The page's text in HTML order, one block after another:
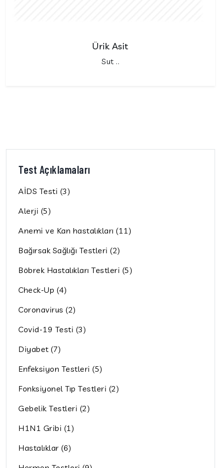
Ürik Asit
Sut ..
Test Açıklamaları
AİDS Testi (3)
Alerji (5)
Anemi ve Kan hastalıkları (11)
Bağırsak Sağlığı Testleri (2)
Böbrek Hastalıkları Testleri (5)
Check-Up (4)
Coronavirus (2)
Covid-19 Testi (3)
Diyabet (7)
Enfeksiyon Testleri (5)
Fonksiyonel Tıp Testleri (2)
Gebelik Testleri (2)
H1N1 Gribi (1)
Hastalıklar (6)